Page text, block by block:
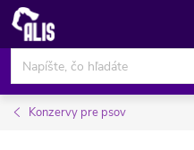
Prejsť
obsah
Konzervy pre psov